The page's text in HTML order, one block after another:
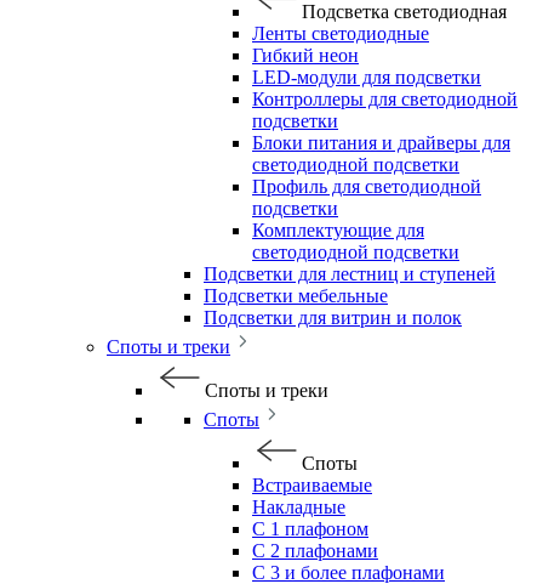
Подсветка светодиодная
Ленты светодиодные
Гибкий неон
LED-модули для подсветки
Контроллеры для светодиодной
подсветки
Блоки питания и драйверы для
светодиодной подсветки
Профиль для светодиодной
подсветки
Комплектующие для
светодиодной подсветки
Подсветки для лестниц и ступеней
Подсветки мебельные
Подсветки для витрин и полок
Споты и треки
Споты и треки
Споты
Споты
Встраиваемые
Накладные
С 1 плафоном
С 2 плафонами
С 3 и более плафонами